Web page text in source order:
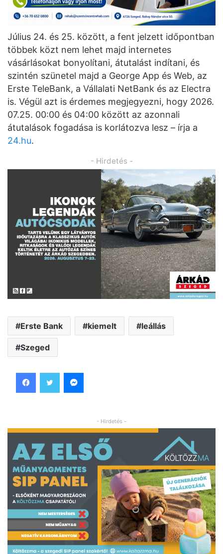
Július 24. és 25. között, a fent jelzett időpontban
többek közt nem lehet majd internetes
vásárlásokat bonyolítani, átutalást indítani, és
szintén szünetel majd a George App és Web, az
Erste TeleBank, a Vállalati NetBank és az Electra
is. Végül azt is érdemes megjegyezni, hogy 2026.
07.25. 00:00 és 04:00 között az azonnali
átutalások fogadása is korlátozva lesz – írja a
24.hu.
- Hirdetés -
Erste Bank kiemelt leállás
Szeged
- Hirdetés -